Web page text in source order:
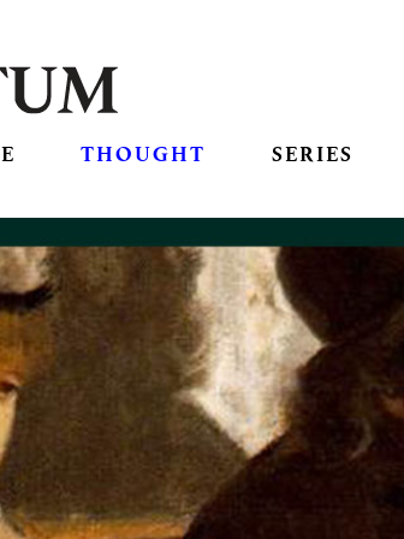
THOUGHT SERIES